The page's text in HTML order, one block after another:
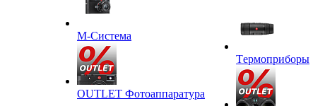
M-Система
OUTLET Фотоаппаратура
Tермоприборы